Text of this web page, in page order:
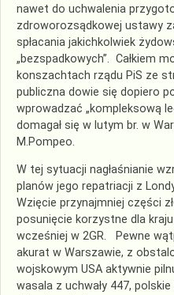
nawet do uchwalenia
zdroworozsądkowej ustawy
spłacania jakichkolwiek
„bezspadkowych”. Całkiem
konszachtach rządu PiS ze
publiczna dowie się dopiero
wprowadzać „kompleksową
domagał się w lutym br. w
M.Pompeo.
W tej sytuacji nagłaśnianie
planów jego repatriacji z
Wzięcie przynajmniej części
posunięcie korzystne dla
wcześniej w 2GR. Pewne
akurat w Warszawie, z
wojskowym USA aktywnie
wasala z uchwały 447,